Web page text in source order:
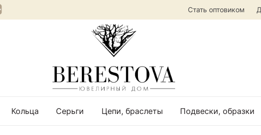
Стать оптовиком
Кольца Серьги Цепи, браслеты Подвески, образки